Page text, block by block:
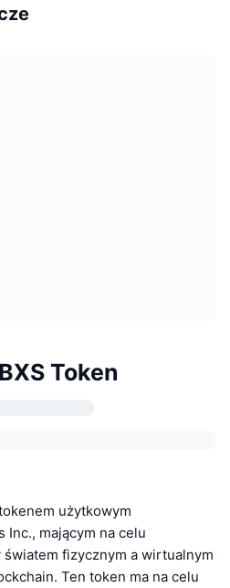
Token
użytkowym
Inc., mającym na celu
fizycznym a wirtualnym
Ten token ma na celu